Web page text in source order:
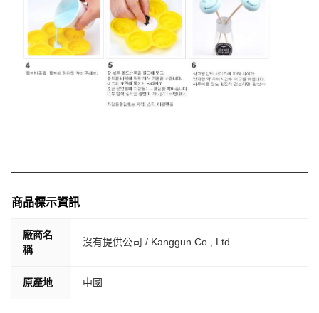
商品標示資訊
廠商名
稱
沒有提供公司 / Kanggun Co., Ltd.
原產地 中國